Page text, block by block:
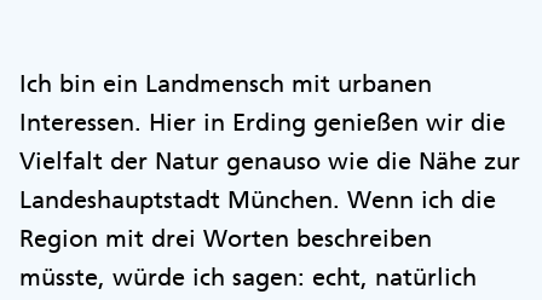
Ich bin ein Landmensch mit urbanen
Interessen. Hier in Erding genießen wir die
Vielfalt der Natur genauso wie die Nähe zur
Landeshauptstadt München. Wenn ich die
Region mit drei Worten beschreiben
müsste, würde ich sagen: echt, natürlich